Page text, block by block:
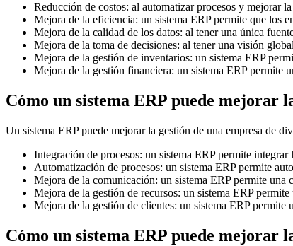
Reducción de costos: al automatizar procesos y mejorar
Mejora de la eficiencia: un sistema ERP permite que los
Mejora de la calidad de los datos: al tener una única
Mejora de la toma de decisiones: al tener una visión
Mejora de la gestión de inventarios: un sistema ERP
Mejora de la gestión financiera: un sistema ERP permite
Cómo un sistema ERP puede mejorar
Un sistema ERP puede mejorar la gestión de una empresa de
Integración de procesos: un sistema ERP permite
Automatización de procesos: un sistema ERP permite
Mejora de la comunicación: un sistema ERP permite una
Mejora de la gestión de recursos: un sistema ERP
Mejora de la gestión de clientes: un sistema ERP
Cómo un sistema ERP puede mejorar